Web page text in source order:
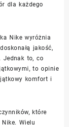
dla każdego
Nike wyróżnia
jakość,
Jednak to, co
to opinie
komfort i
które
Wielu